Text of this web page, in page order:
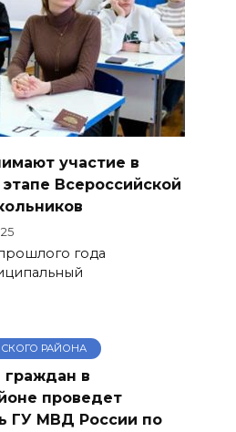
участие в
Всероссийской
года
РАЙОНА
в
проведет
ГУ МВД России по